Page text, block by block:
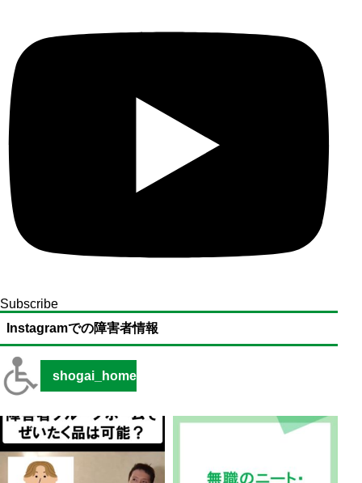
Subscribe
Instagramでの障害者情報
shogai_home